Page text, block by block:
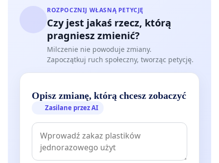
ROZPOCZNIJ WŁASNĄ PETYCJĘ
Czy jest jakaś rzecz, którą
pragniesz zmienić?
Milczenie nie powoduje zmiany.
Zapoczątkuj ruch społeczny, tworząc petycję.
Opisz zmianę, którą chcesz zobaczyć
Zasilane przez AI